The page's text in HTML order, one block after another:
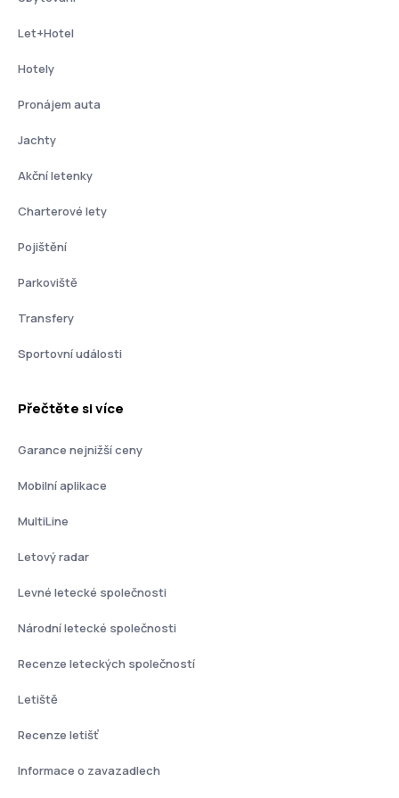
Let+Hotel
Hotely
Pronájem auta
Jachty
Akční letenky
Charterové lety
Pojištění
Parkoviště
Transfery
Sportovní události
Přečtěte si více
Garance nejnižší ceny
Mobilní aplikace
MultiLine
Letový radar
Levné letecké společnosti
Národní letecké společnosti
Recenze leteckých společností
Letiště
Recenze letišť
Informace o zavazadlech